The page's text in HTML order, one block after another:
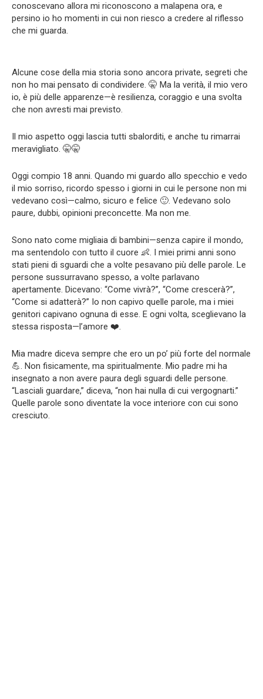
conoscevano allora mi riconoscono a malapena ora, e
persino io ho momenti in cui non riesco a credere al riflesso
che mi guarda.
Alcune cose della mia storia sono ancora private, segreti che
non ho mai pensato di condividere. 🤫 Ma la verità, il mio vero
io, è più delle apparenze—è resilienza, coraggio e una svolta
che non avresti mai previsto.
Il mio aspetto oggi lascia tutti sbalorditi, e anche tu rimarrai
meravigliato. 🤫🤫
Oggi compio 18 anni. Quando mi guardo allo specchio e vedo
il mio sorriso, ricordo spesso i giorni in cui le persone non mi
vedevano così—calmo, sicuro e felice 🙂. Vedevano solo
paure, dubbi, opinioni preconcette. Ma non me.
Sono nato come migliaia di bambini—senza capire il mondo,
ma sentendolo con tutto il cuore 👶. I miei primi anni sono
stati pieni di sguardi che a volte pesavano più delle parole. Le
persone sussurravano spesso, a volte parlavano
apertamente. Dicevano: “Come vivrà?”, “Come crescerà?”,
“Come si adatterà?” Io non capivo quelle parole, ma i miei
genitori capivano ognuna di esse. E ogni volta, sceglievano la
stessa risposta—l’amore ❤️.
Mia madre diceva sempre che ero un po’ più forte del normale
💪. Non fisicamente, ma spiritualmente. Mio padre mi ha
insegnato a non avere paura degli sguardi delle persone.
“Lasciali guardare,” diceva, “non hai nulla di cui vergognarti.”
Quelle parole sono diventate la voce interiore con cui sono
cresciuto.